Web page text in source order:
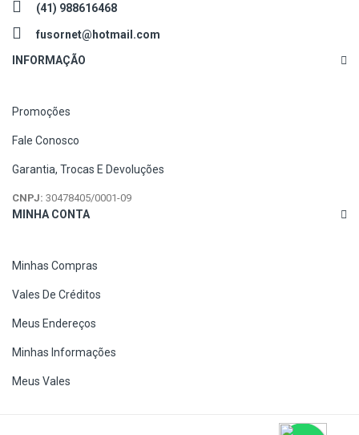
(41) 988616468
fusornet@hotmail.com
INFORMAÇÃO
Promoções
Fale Conosco
Garantia, Trocas E Devoluções
CNPJ: 30478405/0001-09
MINHA CONTA
Minhas Compras
Vales De Créditos
Meus Endereços
Minhas Informações
Meus Vales
HP, Transfer belt, Belt, Belt hp, Kit manutenção, Fusor, Unidade fusora, Peças impressoras